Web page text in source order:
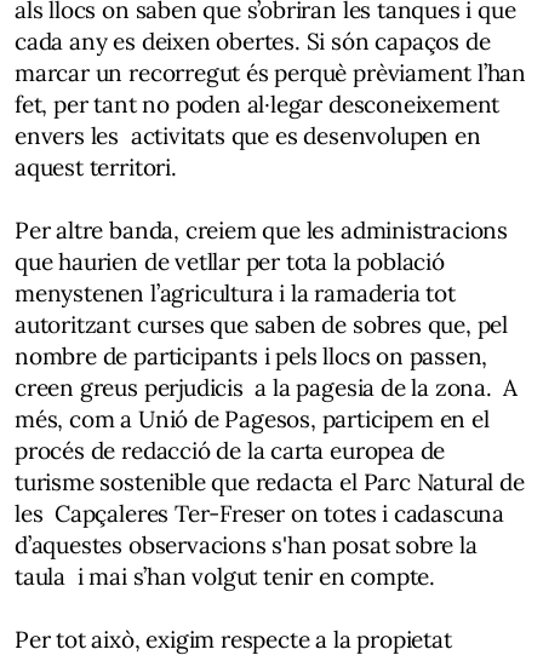
als llocs on saben que s’obriran les tanques i que
cada any es deixen obertes. Si són capaços de
marcar un recorregut és perquè prèviament l’han
fet, per tant no poden al·legar desconeixement
envers les activitats que es desenvolupen en
aquest territori.
Per altre banda, creiem que les administracions
que haurien de vetllar per tota la població
menystenen l’agricultura i la ramaderia tot
autoritzant curses que saben de sobres que, pel
nombre de participants i pels llocs on passen,
creen greus perjudicis a la pagesia de la zona. A
més, com a Unió de Pagesos, participem en el
procés de redacció de la carta europea de
turisme sostenible que redacta el Parc Natural de
les Capçaleres Ter-Freser on totes i cadascuna
d’aquestes observacions s'han posat sobre la
taula i mai s’han volgut tenir en compte.
Per tot això, exigim respecte a la propietat